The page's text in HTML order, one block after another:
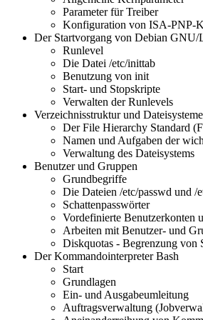
Parameter für Treiber
Konfiguration von ISA-PNP-
Der Startvorgang von Debian GNU/
Runlevel
Die Datei /etc/inittab
Benutzung von init
Start- und Stopskripte
Verwalten der Runlevels
Verzeichnisstruktur und Dateisysteme
Der File Hierarchy Standard
Namen und Aufgaben der
Verwaltung des Dateisystems
Benutzer und Gruppen
Grundbegriffe
Die Dateien /etc/passwd und /
Schattenpasswörter
Vordefinierte Benutzerkonten
Arbeiten mit Benutzer- und
Diskquotas - Begrenzung von
Der Kommandointerpreter Bash
Start
Grundlagen
Ein- und Ausgabeumleitung
Auftragsverwaltung